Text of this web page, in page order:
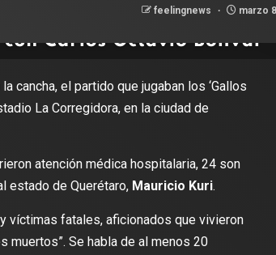
feelingnews marzo
cancha, el partido que jugaban los ‘Gallos
La Corregidora, en la ciudad de
atención médica hospitalaria, 24 son
estado de Querétaro, Mauricio Kuri.
víctimas fatales, aficionados que vivieron
muertos”. Se habla de al menos 20